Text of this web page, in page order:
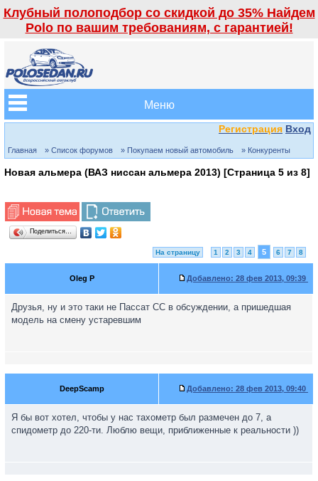
Клубный полоподбор со скидкой до 35% Найдем
Polo по вашим требованиям, с гарантией!
Меню
Регистрация Вход
Главная » Список форумов » Покупаем новый автомобиль » Конкуренты
Новая альмера (ВАЗ ниссан альмера 2013) [Страница 5 из 8]
Поделиться…
На страницу 1 2 3 4 5 6 7 8
Oleg P Добавлено: 28 фев 2013, 09:39
Друзья, ну и это таки не Пассат СС в обсуждении, а пришедшая
модель на смену устаревшим
DeepScamp Добавлено: 28 фев 2013, 09:40
Я бы вот хотел, чтобы у нас тахометр был размечен до 7, а
спидометр до 220-ти. Люблю вещи, приближенные к реальности ))